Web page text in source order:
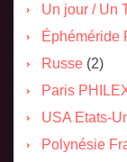
Un jour / Un
Éphéméride
Russe (2)
Paris
USA Etats-
Polynésie